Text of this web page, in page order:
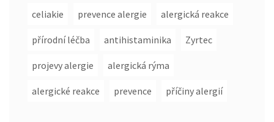
celiakie prevence alergie alergická reakce
přírodní léčba antihistaminika Zyrtec
projevy alergie alergická rýma
alergické reakce prevence příčiny alergií